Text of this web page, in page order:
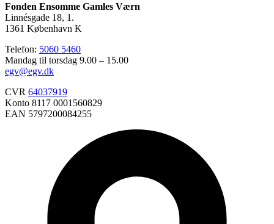
Fonden Ensomme Gamles Værn
Linnésgade 18, 1.
1361 København K
Telefon: 5060 5460
Mandag til torsdag 9.00 – 15.00
egv@egv.dk
CVR 64037919
Konto 8117 0001560829
EAN 5797200084255